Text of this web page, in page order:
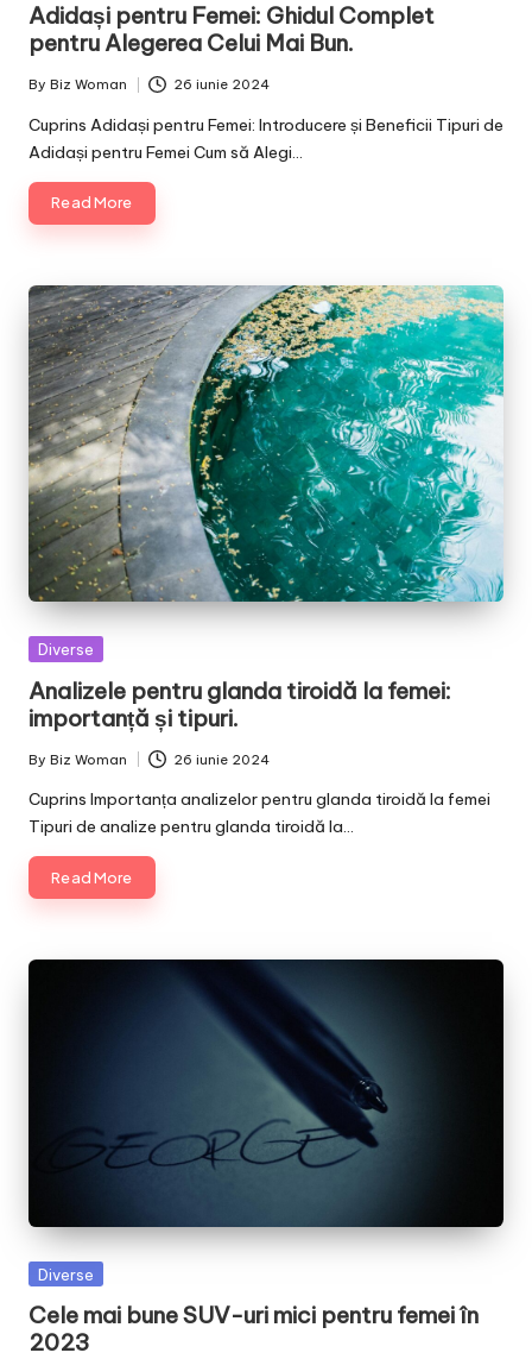
Adidași pentru Femei: Ghidul Complet
pentru Alegerea Celui Mai Bun.
Posted
by
By Biz Woman 26 iunie 2024
Cuprins Adidași pentru Femei: Introducere și Beneficii Tipuri de
Adidași pentru Femei Cum să Alegi…
Read More
Posted
Diverse
Analizele pentru glanda tiroidă la femei:
importanță și tipuri.
Posted
by
By Biz Woman 26 iunie 2024
Cuprins Importanța analizelor pentru glanda tiroidă la femei
Tipuri de analize pentru glanda tiroidă la…
Read More
Posted
Diverse
Cele mai bune SUV-uri mici pentru femei în
2023